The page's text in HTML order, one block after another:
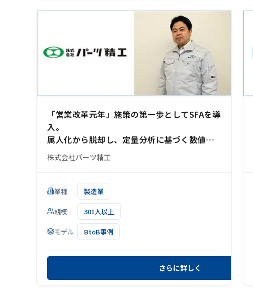
「営業改革元年」施策の第一歩としてSFAを導
入。
属人化から脱却し、定量分析に基づく数値作
成が可能に
株式会社パーツ精工
業種 製造業
規模 301人以上
モデル BtoB事例
さらに詳しく